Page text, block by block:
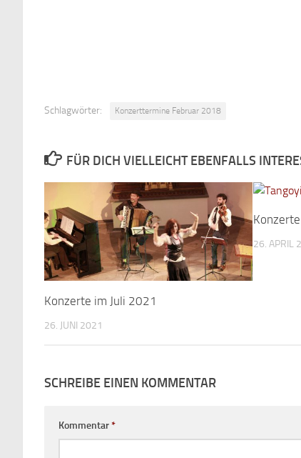
Schlagwörter: Konzerttermine Februar 2018
FÜR DICH VIELLEICHT EBENFALLS
Konzerte im Juli 2021
26. JUNI 2021
26. APRIL
SCHREIBE EINEN KOMMENTAR
Kommentar*